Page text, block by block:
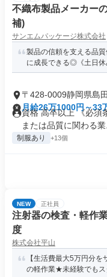
不織布製品メーカー
補)
サンエムパッケージ株式会社
製品の信頼を支える品
に成長できる◎《土日休
〒428-0009静岡県島
月給26万1000円～33
資格 高卒以上 《必須
または品質に関わる業
制服あり +13個
NEW 正社員
注射器の検査・軽作
度
株式会社平山
【生活費最大5万円分
の軽作業★未経験でもス